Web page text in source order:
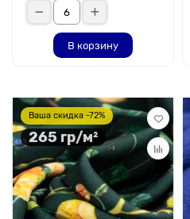
В корзину
Ваша скидка -72%
265 гр/м²